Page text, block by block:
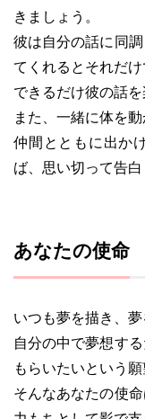
きましょう。
彼は自分の話に同
てくれるとそれだけ
できるだけ彼の話
また、一緒に体を
仲間とともに出か
ば、思い切って告白
あなたの使命
いつも夢を描き、夢
自分の中で夢想す
もらいたいという
そんなあなたの使